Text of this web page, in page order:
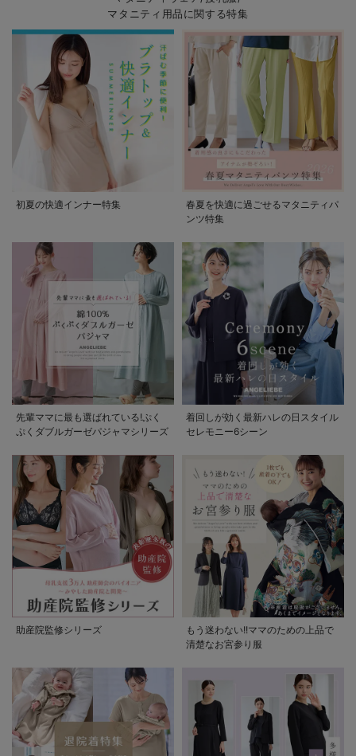
マタニティ用品に関する特集
初夏の快適インナー特集
春夏を快適に過ごせるマタニティパ
ンツ特集
先輩ママに最も選ばれている!ぷく
ぷくダブルガーゼパジャマシリーズ
着回しが効く最新ハレの日スタイル
セレモニー6シーン
助産院監修シリーズ
もう迷わない!!ママのための上品で
清楚なお宮参り服